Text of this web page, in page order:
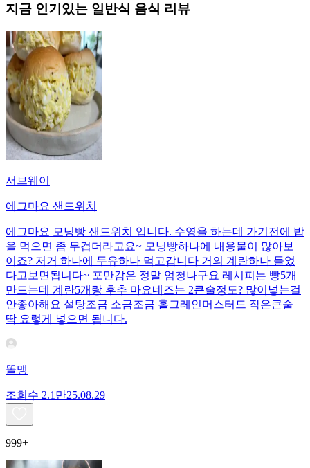
지금 인기있는 일반식 음식 리뷰
서브웨이
에그마요 샌드위치
에그마요 모닝빵 샌드위치 입니다. 수영을 하는데 가기전에 밥
을 먹으면 좀 무겁더라고요~ 모닝빵하나에 내용물이 많아보
이죠? 저거 하나에 두유하나 먹고갑니다 거의 계란하나 들었
다고보면됩니다~ 포만감은 정말 엄청나구요 레시피는 빵5개
만드는데 계란5개랑 후추 마요네즈는 2큰술정도? 많이넣는걸
안좋아해요 설탕조금 소금조금 홀그레인머스터드 작은큰술
딱 요렇게 넣으면 됩니다.
똘맹
조회수 2.1만25.08.29
999+